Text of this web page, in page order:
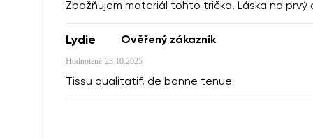
Zbožňujem materiál tohto trička. Láska na
Lydie Ověřený zákazník
Hodnotené 23.10.2025
Tissu qualitatif, de bonne tenueHodnocení
Souhlasím se